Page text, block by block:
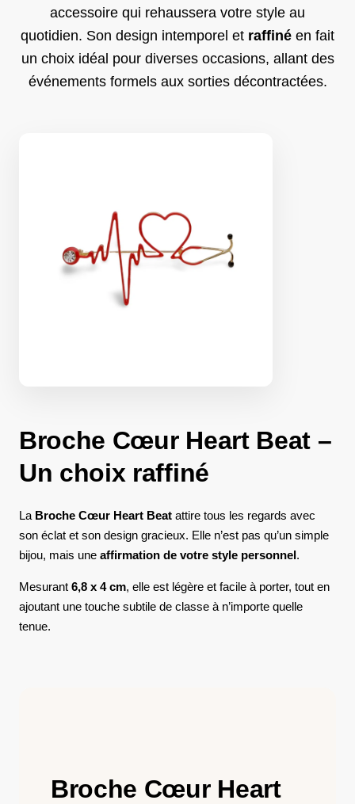
accessoire qui rehaussera votre style au
quotidien. Son design intemporel et raffiné en fait
un choix idéal pour diverses occasions, allant des
événements formels aux sorties décontractées.
Broche Cœur Heart Beat –
Un choix raffiné
La Broche Cœur Heart Beat attire tous les regards avec
son éclat et son design gracieux. Elle n’est pas qu’un simple
bijou, mais une affirmation de votre style personnel.
Mesurant 6,8 x 4 cm, elle est légère et facile à porter, tout en
ajoutant une touche subtile de classe à n’importe quelle
tenue.
Broche Cœur Heart